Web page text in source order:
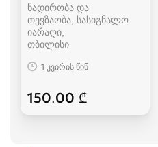
ნადირობა და
თევზაობა, სასიგნალო
იარაღი
თბილისი
1 კვირის წინ
150.00 ₾